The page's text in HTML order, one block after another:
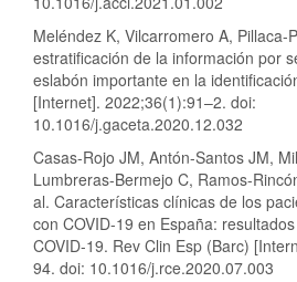
Meléndez K, Vilcarromero A, Pillaca-
estratificación de la información por
eslabón importante en la
[Internet]. 2022;36(1):91–2. doi:
10.1016/j.gaceta.2020.12.032
Casas-Rojo JM, Antón-Santos JM,
Lumbreras-Bermejo C, Ramos-
al. Características clínicas de los
con COVID-19 en España:
COVID-19. Rev Clin Esp (Barc)
94. doi: 10.1016/j.rce.2020.07.003